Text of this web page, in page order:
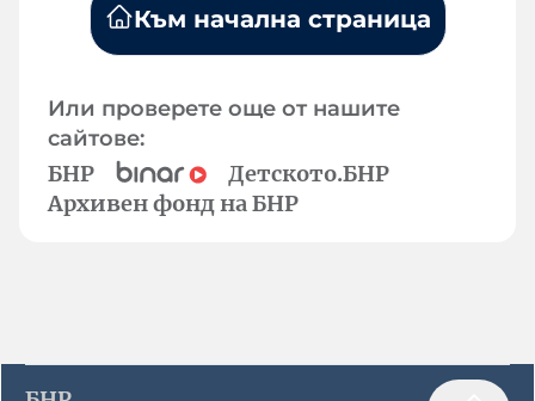
Към начална страница
Или проверете още от нашите
сайтове:
БНР
Детското.БНР
Архивен фонд на БНР